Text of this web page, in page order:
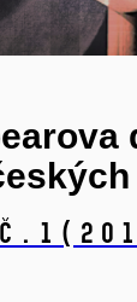
č.1